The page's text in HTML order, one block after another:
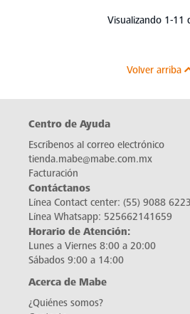
Visualizando 1-11
Volver arriba
Centro de Ayuda
Escríbenos al correo electrónico
tienda.mabe@mabe.com.mx
Facturación
Contáctanos
Línea Contact center: (55) 9088 6223
Línea Whatsapp: 525662141659
Horario de Atención:
Lunes a Viernes 8:00 a 20:00
Sábados 9:00 a 14:00
Acerca de Mabe
¿Quiénes somos?